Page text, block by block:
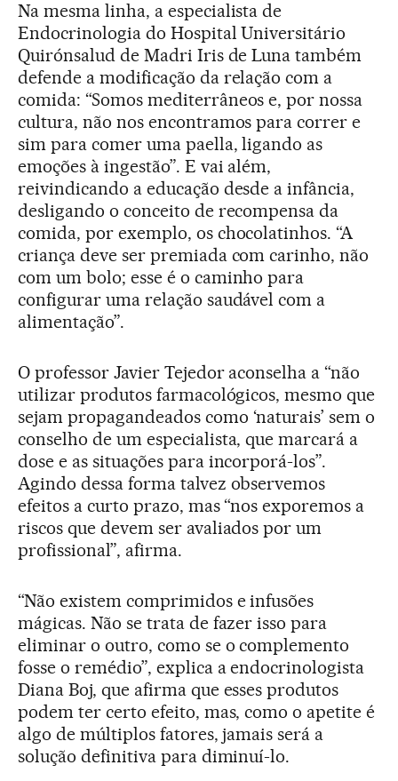
Na mesma linha, a especialista de
Endocrinologia do Hospital Universitário
Quirónsalud de Madri Iris de Luna também
defende a modificação da relação com a
comida: “Somos mediterrâneos e, por nossa
cultura, não nos encontramos para correr e
sim para comer uma paella, ligando as
emoções à ingestão”. E vai além,
reivindicando a educação desde a infância,
desligando o conceito de recompensa da
comida, por exemplo, os chocolatinhos. “A
criança deve ser premiada com carinho, não
com um bolo; esse é o caminho para
configurar uma relação saudável com a
alimentação”.
O professor Javier Tejedor aconselha a “não
utilizar produtos farmacológicos, mesmo que
sejam propagandeados como ‘naturais’ sem o
conselho de um especialista, que marcará a
dose e as situações para incorporá-los”.
Agindo dessa forma talvez observemos
efeitos a curto prazo, mas “nos exporemos a
riscos que devem ser avaliados por um
profissional”, afirma.
“Não existem comprimidos e infusões
mágicas. Não se trata de fazer isso para
eliminar o outro, como se o complemento
fosse o remédio”, explica a endocrinologista
Diana Boj, que afirma que esses produtos
podem ter certo efeito, mas, como o apetite é
algo de múltiplos fatores, jamais será a
solução definitiva para diminuí-lo.